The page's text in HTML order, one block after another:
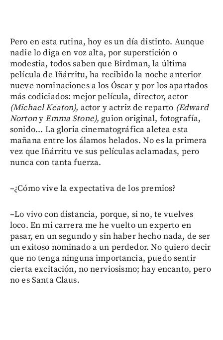
Pero en esta rutina, hoy es un día distinto. Aunque
nadie lo diga en voz alta, por superstición o
modestia, todos saben que Birdman, la última
película de Iñárritu, ha recibido la noche anterior
nueve nominaciones a los Óscar y por los apartados
más codiciados: mejor película, director, actor
(Michael Keaton), actor y actriz de reparto (Edward
NortonyEmma Stone), guion original, fotografía,
sonido... La gloria cinematográfica aletea esta
mañana entre los álamos helados. No es la primera
vez que Iñárritu ve sus películas aclamadas, pero
nunca con tanta fuerza.
–¿Cómo vive la expectativa de los premios?
–Lo vivo con distancia, porque, si no, te vuelves
loco. En mi carrera me he vuelto un experto en
pasar, en un segundo y sin haber hecho nada, de ser
un exitoso nominado a un perdedor. No quiero decir
que no tenga ninguna importancia, puedo sentir
cierta excitación, no nerviosismo; hay encanto, pero
no es Santa Claus.